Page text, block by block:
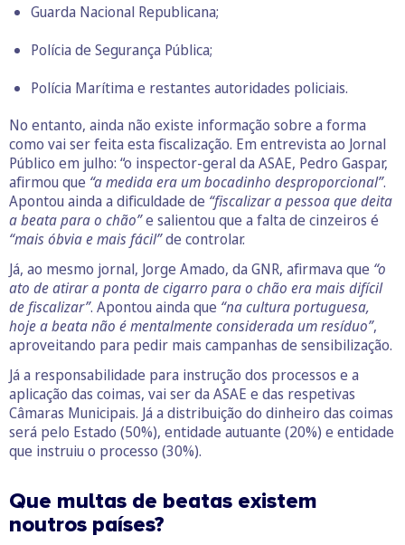
Guarda Nacional Republicana;
Polícia de Segurança Pública;
Polícia Marítima e restantes autoridades policiais.
No entanto, ainda não existe informação sobre a forma
como vai ser feita esta fiscalização. Em entrevista ao Jornal
Público em julho: “o inspector-geral da ASAE, Pedro Gaspar,
afirmou que “a medida era um bocadinho desproporcional”.
Apontou ainda a dificuldade de “fiscalizar a pessoa que deita
a beata para o chão”e salientou que a falta de cinzeiros é
“mais óbvia e mais fácil”de controlar.
Já, ao mesmo jornal, Jorge Amado, da GNR, afirmava que “o
ato de atirar a ponta de cigarro para o chão era mais difícil
de fiscalizar”. Apontou ainda que “na cultura portuguesa,
hoje a beata não é mentalmente considerada um resíduo”,
aproveitando para pedir mais campanhas de sensibilização.
Já a responsabilidade para instrução dos processos e a
aplicação das coimas, vai ser da ASAE e das respetivas
Câmaras Municipais. Já a distribuição do dinheiro das coimas
será pelo Estado (50%), entidade autuante (20%) e entidade
que instruiu o processo (30%).
Que multas de beatas existem
noutros países?